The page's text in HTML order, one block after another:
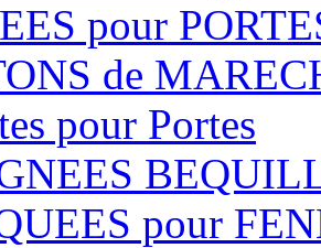
pour
de
pour Portes
pour